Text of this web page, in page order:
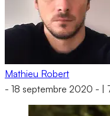
Mathieu Robert
- 18 septembre 2020 -